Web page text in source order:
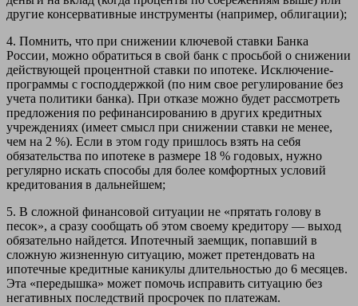
другие консервативные инструменты (например, облигации);
4. Помнить, что при снижении ключевой ставки Банка
России, можно обратиться в свой банк с просьбой о снижении
действующей процентной ставки по ипотеке. Исключение-
программы с господдержкой (по ним свое регулирование без
учета политики банка). При отказе можно будет рассмотреть
предложения по рефинансированию в других кредитных
учреждениях (имеет смысл при снижении ставки не менее,
чем на 2 %). Если в этом году пришлось взять на себя
обязательства по ипотеке в размере 18 % годовых, нужно
регулярно искать способы для более комфортных условий
кредитования в дальнейшем;
5. В сложной финансовой ситуации не «прятать голову в
песок», а сразу сообщать об этом своему кредитору — выход
обязательно найдется. Ипотечный заемщик, попавший в
сложную жизненную ситуацию, может претендовать на
ипотечные кредитные каникулы длительностью до 6 месяцев.
Эта «передышка» может помочь исправить ситуацию без
негативных последствий просрочек по платежам.